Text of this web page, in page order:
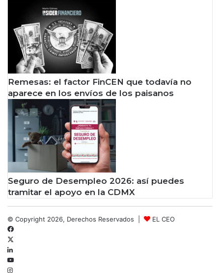
Remesas: el factor FinCEN que todavía no
aparece en los envíos de los paisanos
Seguro de Desempleo 2026: así puedes
tramitar el apoyo en la CDMX
© Copyright 2026, Derechos Reservados |
EL CEO